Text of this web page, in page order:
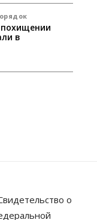
в
80 лет в
о